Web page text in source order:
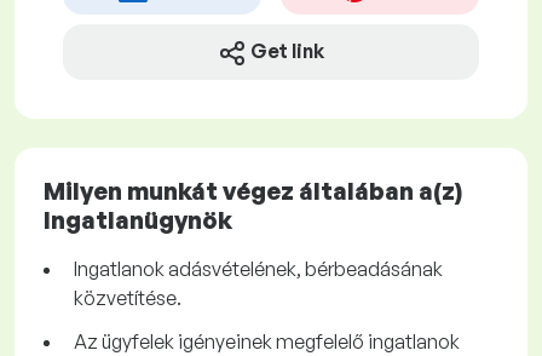
Get link
Milyen munkát végez általában a(z)
Ingatlanügynök
Ingatlanok adásvételének, bérbeadásának
közvetítése.
Az ügyfelek igényeinek megfelelő ingatlanok